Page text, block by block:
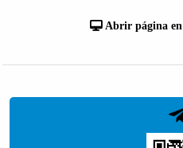
Abrir página